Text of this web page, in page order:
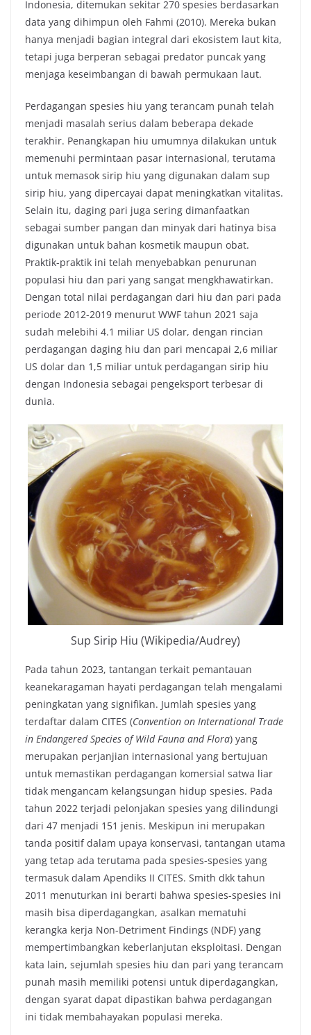
Indonesia, ditemukan sekitar 270 spesies berdasarkan
data yang dihimpun oleh Fahmi (2010). Mereka bukan
hanya menjadi bagian integral dari ekosistem laut kita,
tetapi juga berperan sebagai predator puncak yang
menjaga keseimbangan di bawah permukaan laut.
Perdagangan spesies hiu yang terancam punah telah
menjadi masalah serius dalam beberapa dekade
terakhir. Penangkapan hiu umumnya dilakukan untuk
memenuhi permintaan pasar internasional, terutama
untuk memasok sirip hiu yang digunakan dalam sup
sirip hiu, yang dipercayai dapat meningkatkan vitalitas.
Selain itu, daging pari juga sering dimanfaatkan
sebagai sumber pangan dan minyak dari hatinya bisa
digunakan untuk bahan kosmetik maupun obat.
Praktik-praktik ini telah menyebabkan penurunan
populasi hiu dan pari yang sangat mengkhawatirkan.
Dengan total nilai perdagangan dari hiu dan pari pada
periode 2012-2019 menurut WWF tahun 2021 saja
sudah melebihi 4.1 miliar US dolar, dengan rincian
perdagangan daging hiu dan pari mencapai 2,6 miliar
US dolar dan 1,5 miliar untuk perdagangan sirip hiu
dengan Indonesia sebagai pengeksport terbesar di
dunia.
Sup Sirip Hiu (Wikipedia/Audrey)
Pada tahun 2023, tantangan terkait pemantauan
keanekaragaman hayati perdagangan telah mengalami
peningkatan yang signifikan. Jumlah spesies yang
terdaftar dalam CITES (Convention on International Trade
in Endangered Species of Wild Fauna and Flora) yang
merupakan perjanjian internasional yang bertujuan
untuk memastikan perdagangan komersial satwa liar
tidak mengancam kelangsungan hidup spesies. Pada
tahun 2022 terjadi pelonjakan spesies yang dilindungi
dari 47 menjadi 151 jenis. Meskipun ini merupakan
tanda positif dalam upaya konservasi, tantangan utama
yang tetap ada terutama pada spesies-spesies yang
termasuk dalam Apendiks II CITES. Smith dkk tahun
2011 menuturkan ini berarti bahwa spesies-spesies ini
masih bisa diperdagangkan, asalkan mematuhi
kerangka kerja Non-Detriment Findings (NDF) yang
mempertimbangkan keberlanjutan eksploitasi. Dengan
kata lain, sejumlah spesies hiu dan pari yang terancam
punah masih memiliki potensi untuk diperdagangkan,
dengan syarat dapat dipastikan bahwa perdagangan
ini tidak membahayakan populasi mereka.